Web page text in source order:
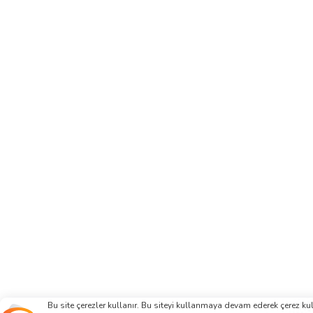
Bu site çerezler kullanır. Bu siteyi kullanmaya devam ederek çerez